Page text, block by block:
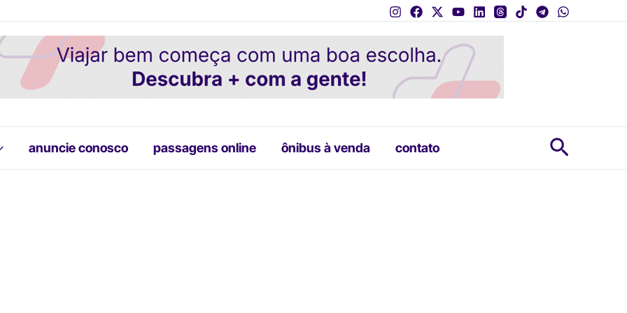
anuncie conosco passagens online ônibus à venda contato